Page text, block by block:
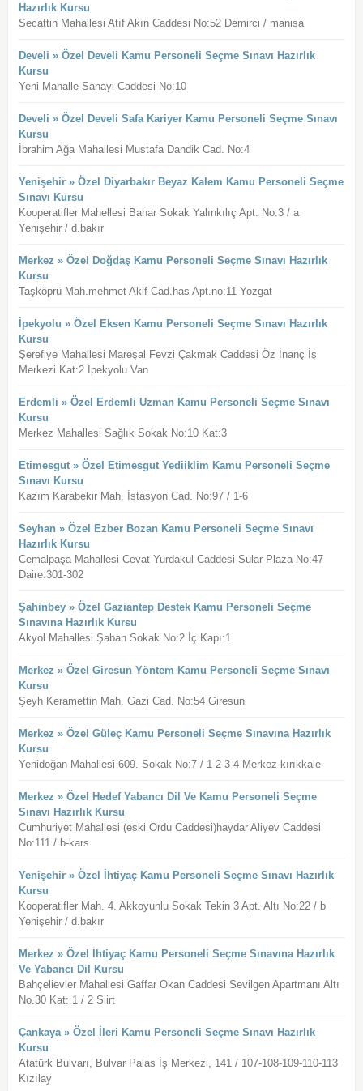
Hazırlık Kursu
Secattin Mahallesi Atıf Akın Caddesi No:52 Demirci / manisa
Develi » Özel Develi Kamu Personeli Seçme Sınavı Hazırlık
Kursu
Yeni Mahalle Sanayi Caddesi No:10
Develi » Özel Develi Safa Kariyer Kamu Personeli Seçme Sınavı
Kursu
İbrahim Ağa Mahallesi Mustafa Dandik Cad. No:4
Yenişehir » Özel Diyarbakır Beyaz Kalem Kamu Personeli Seçme
Sınavı Kursu
Kooperatifler Mahellesi Bahar Sokak Yalınkılıç Apt. No:3 / a
Yenişehir / d.bakır
Merkez » Özel Doğdaş Kamu Personeli Seçme Sınavı Hazırlık
Kursu
Taşköprü Mah.mehmet Akif Cad.has Apt.no:11 Yozgat
İpekyolu » Özel Eksen Kamu Personeli Seçme Sınavı Hazırlık
Kursu
Şerefiye Mahallesi Mareşal Fevzi Çakmak Caddesi Öz İnanç İş
Merkezi Kat:2 İpekyolu Van
Erdemli » Özel Erdemli Uzman Kamu Personeli Seçme Sınavı
Kursu
Merkez Mahallesi Sağlık Sokak No:10 Kat:3
Etimesgut » Özel Etimesgut Yediiklim Kamu Personeli Seçme
Sınavı Kursu
Kazım Karabekir Mah. İstasyon Cad. No:97 / 1-6
Seyhan » Özel Ezber Bozan Kamu Personeli Seçme Sınavı
Hazırlık Kursu
Cemalpaşa Mahallesi Cevat Yurdakul Caddesi Sular Plaza No:47
Daire:301-302
Şahinbey » Özel Gaziantep Destek Kamu Personeli Seçme
Sınavına Hazırlık Kursu
Akyol Mahallesi Şaban Sokak No:2 İç Kapı:1
Merkez » Özel Giresun Yöntem Kamu Personeli Seçme Sınavı
Kursu
Şeyh Keramettin Mah. Gazi Cad. No:54 Giresun
Merkez » Özel Güleç Kamu Personeli Seçme Sınavına Hazırlık
Kursu
Yenidoğan Mahallesi 609. Sokak No:7 / 1-2-3-4 Merkez-kırıkkale
Merkez » Özel Hedef Yabancı Dil Ve Kamu Personeli Seçme
Sınavı Hazırlık Kursu
Cumhuriyet Mahallesi (eski Ordu Caddesi)haydar Aliyev Caddesi
No:111 / b-kars
Yenişehir » Özel İhtiyaç Kamu Personeli Seçme Sınavı Hazırlık
Kursu
Kooperatifler Mah. 4. Akkoyunlu Sokak Tekin 3 Apt. Altı No:22 / b
Yenişehir / d.bakır
Merkez » Özel İhtiyaç Kamu Personeli Seçme Sınavına Hazırlık
Ve Yabancı Dil Kursu
Bahçelievler Mahallesi Gaffar Okan Caddesi Sevilgen Apartmanı Altı
No.30 Kat: 1 / 2 Siirt
Çankaya » Özel İleri Kamu Personeli Seçme Sınavı Hazırlık
Kursu
Atatürk Bulvarı, Bulvar Palas İş Merkezi, 141 / 107-108-109-110-113
Kızılay